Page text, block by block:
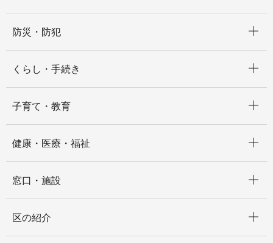
防災・防犯
くらし・手続き
子育て・教育
健康・医療・福祉
窓口・施設
区の紹介